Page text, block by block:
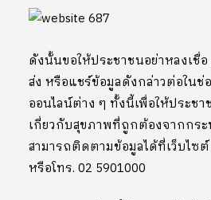
ดังนั้นขอให้ประชาชนอย่าหลงเชื่
ส่ง หรือแชร์ข้อมูลดังกล่าวต่อในช่
ออนไลน์ต่าง ๆ ทั้งนี้เพื่อให้ประชา
เกี่ยวกับสุขภาพที่ถูกต้องจากกระ
สามารถติดตามข้อมูลได้ที่เว็บไซต์
หรือโทร. 02 5901000